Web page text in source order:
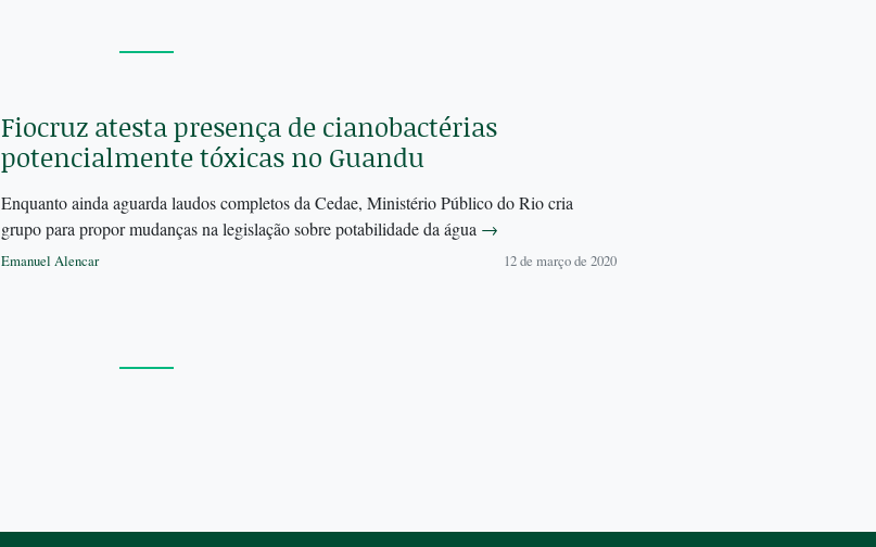
Fiocruz atesta presença de cianobactérias
potencialmente tóxicas no Guandu
Enquanto ainda aguarda laudos completos da Cedae, Ministério Público do Rio cria
grupo para propor mudanças na legislação sobre potabilidade da água →
Emanuel Alencar 12 de março de 2020